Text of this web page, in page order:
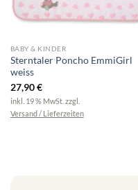
BABY & KINDER
Sterntaler Poncho EmmiGirl
weiss
27,90€
inkl. 19 % MwSt. zzgl.
Versand / Lieferzeiten